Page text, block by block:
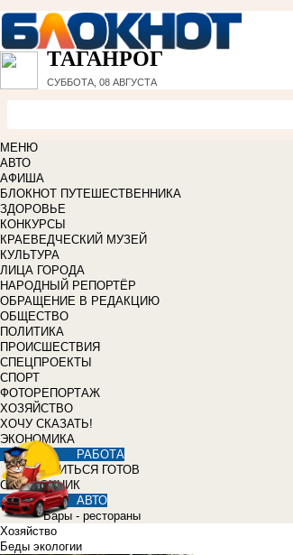
ТАГАНРОГ
СУББОТА, 08 АВГУСТА
МЕНЮ
АВТО
АФИША
БЛОКНОТ ПУТЕШЕСТВЕННИКА
ЗДОРОВЬЕ
КОНКУРСЫ
КРАЕВЕДЧЕСКИЙ МУЗЕЙ
КУЛЬТУРА
ЛИЦА ГОРОДА
НАРОДНЫЙ РЕПОРТЁР
ОБРАЩЕНИЕ В РЕДАКЦИЮ
ОБЩЕСТВО
ПОЛИТИКА
ПРОИСШЕСТВИЯ
СПЕЦПРОЕКТЫ
СПОРТ
ФОТОРЕПОРТАЖ
ХОЗЯЙСТВО
ХОЧУ СКАЗАТЬ!
ЭКОНОМИКА
РАБОТА
УЧИТЬСЯ ГОТОВ
СПРАВОЧНИК
АВТО
Бары - рестораны
Хозяйство
Беды экологии